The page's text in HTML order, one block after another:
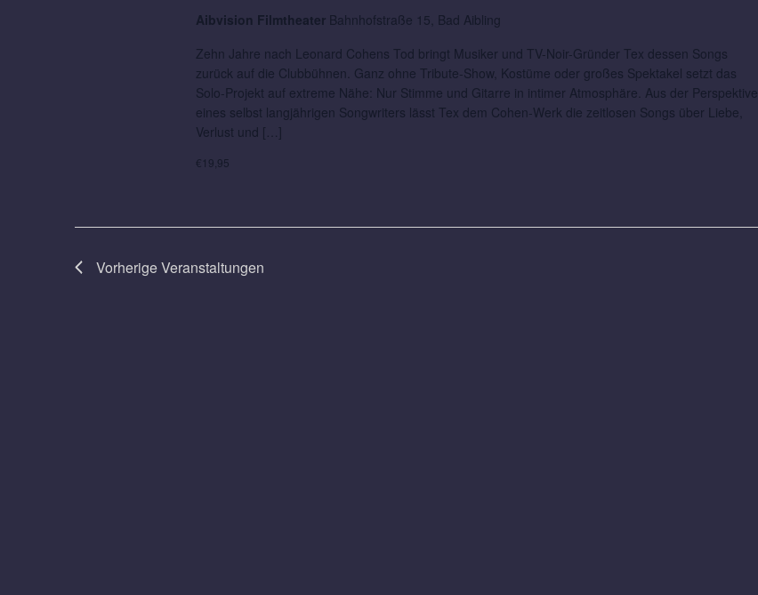
Aibvision Filmtheater Bahnhofstraße 15, Bad Aibling
Zehn Jahre nach Leonard Cohens Tod bringt Musiker und TV-Noir-Gründer Tex dessen Songs
zurück auf die Clubbühnen. Ganz ohne Tribute-Show, Kostüme oder großes Spektakel setzt das
Solo-Projekt auf extreme Nähe: Nur Stimme und Gitarre in intimer Atmosphäre. Aus der Perspektive
eines selbst langjährigen Songwriters lässt Tex dem Cohen-Werk die zeitlosen Songs über Liebe,
Verlust und […]
€19,95
VorherigeVeranstaltungen